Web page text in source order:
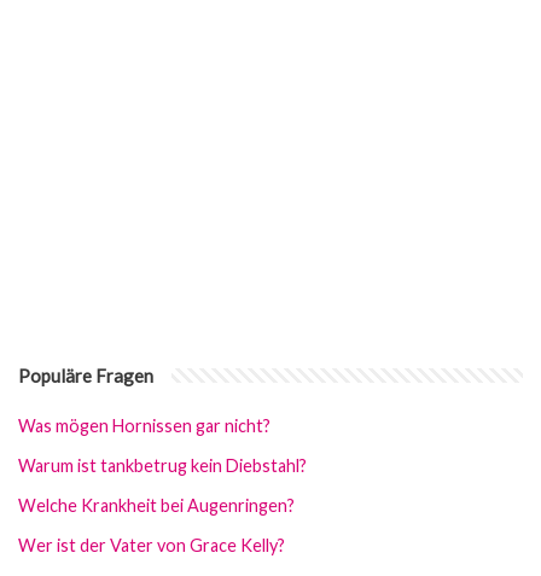
Populäre Fragen
Was mögen Hornissen gar nicht?
Warum ist tankbetrug kein Diebstahl?
Welche Krankheit bei Augenringen?
Wer ist der Vater von Grace Kelly?